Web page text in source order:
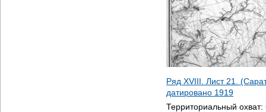
Ряд XVIII. Лист 21.
датировано 1919
Территориальный охват: